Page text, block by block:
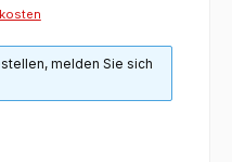
melden Sie sich